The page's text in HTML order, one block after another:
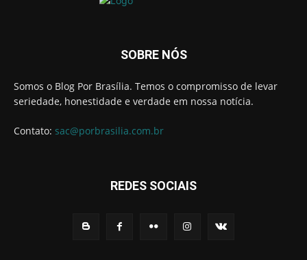
SOBRE NÓS
Somos o Blog Por Brasília. Temos o compromisso de levar
seriedade, honestidade e verdade em nossa notícia.
Contato: sac@porbrasilia.com.br
REDES SOCIAIS